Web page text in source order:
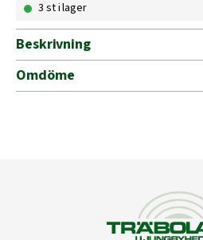
ECO
5-
mängd
3 st i lager
Beskrivning
Omdöme